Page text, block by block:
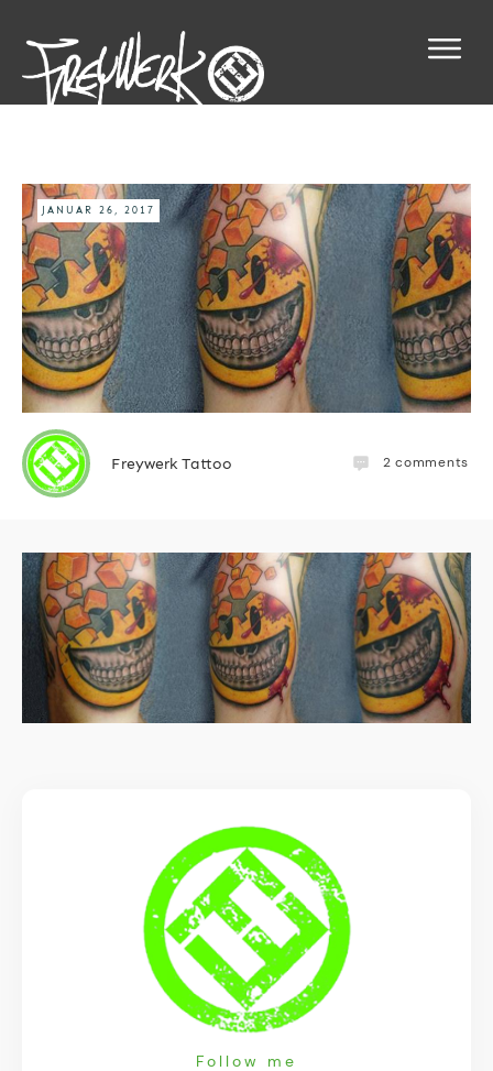
JANUAR 26, 2017
Freywerk Tattoo 2 comments
Follow me